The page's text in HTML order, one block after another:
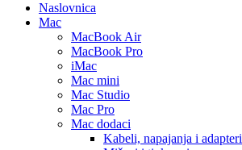
Naslovnica
Mac
MacBook Air
MacBook Pro
iMac
Mac mini
Mac Studio
Mac Pro
Mac dodaci
Kabeli, napajanja i adapteri